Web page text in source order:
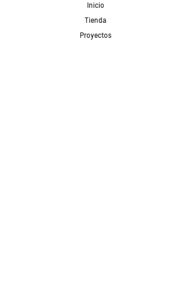
Inicio
Tienda
Proyectos